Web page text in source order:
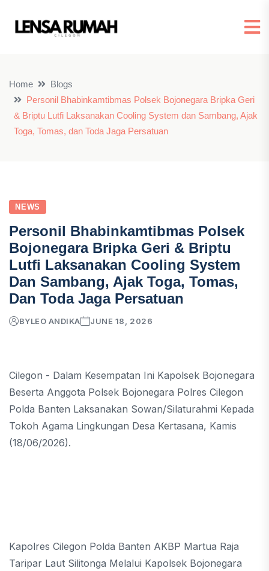
Home
Blogs
Personil Bhabinkamtibmas Polsek Bojonegara Bripka Geri
& Briptu Lutfi Laksanakan Cooling System dan Sambang, Ajak
Toga, Tomas, dan Toda Jaga Persatuan
NEWS
Personil Bhabinkamtibmas Polsek
Bojonegara Bripka Geri & Briptu
Lutfi Laksanakan Cooling System
Dan Sambang, Ajak Toga, Tomas,
Dan Toda Jaga Persatuan
BYLEO ANDIKA JUNE 18, 2026
Cilegon - Dalam Kesempatan Ini Kapolsek Bojonegara
Beserta Anggota Polsek Bojonegara Polres Cilegon
Polda Banten Laksanakan Sowan/Silaturahmi Kepada
Tokoh Agama Lingkungan Desa Kertasana, Kamis
(18/06/2026).
Kapolres Cilegon Polda Banten AKBP Martua Raja
Taripar Laut Silitonga Melalui Kapolsek Bojonegara